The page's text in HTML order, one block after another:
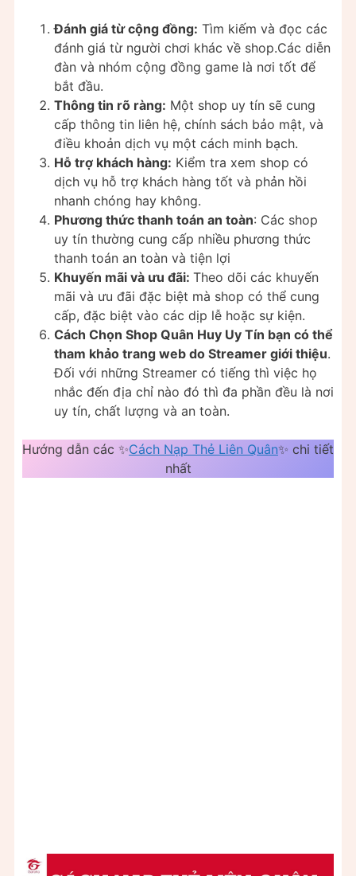
Đánh giá từ cộng đồng: Tìm kiếm và đọc các
đánh giá từ người chơi khác về shop.Các diễn
đàn và nhóm cộng đồng game là nơi tốt để
bắt đầu.
Thông tin rõ ràng: Một shop uy tín sẽ cung
cấp thông tin liên hệ, chính sách bảo mật, và
điều khoản dịch vụ một cách minh bạch.
Hỗ trợ khách hàng: Kiểm tra xem shop có
dịch vụ hỗ trợ khách hàng tốt và phản hồi
nhanh chóng hay không.
Phương thức thanh toán an toàn: Các shop
uy tín thường cung cấp nhiều phương thức
thanh toán an toàn và tiện lợi
Khuyến mãi và ưu đãi: Theo dõi các khuyến
mãi và ưu đãi đặc biệt mà shop có thể cung
cấp, đặc biệt vào các dịp lễ hoặc sự kiện.
Cách Chọn Shop Quân Huy Uy Tín bạn có thể
tham khảo trang web do Streamer giới thiệu.
Đối với những Streamer có tiếng thì việc họ
nhắc đến địa chỉ nào đó thì đa phần đều là nơi
uy tín, chất lượng và an toàn.
Hướng dẫn các ✨Cách Nạp Thẻ Liên Quân✨ chi tiết
nhất